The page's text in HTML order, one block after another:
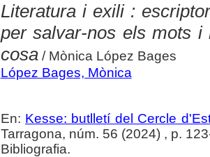
Literatura i exili :
per salvar-nos els mots
cosa/ Mònica López Bages
López Bages, Mònica
En: Kesse: butlletí del Cercle
Tarragona, núm. 56 (2024) , p.
Bibliografia.